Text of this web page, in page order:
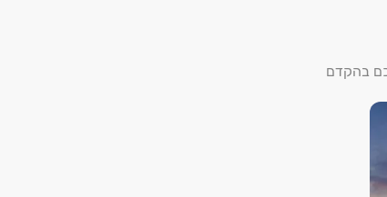
בהקדם